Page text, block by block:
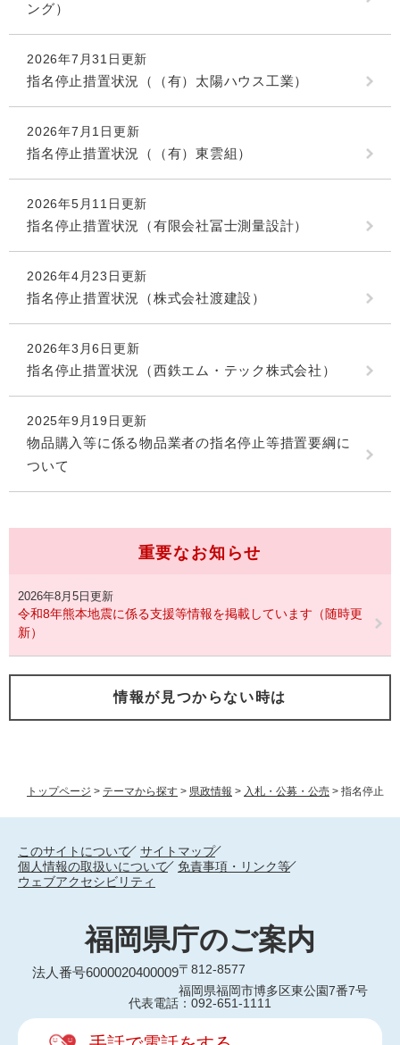
トップページ > テーマから探す > 県政情報 > 入札・公募・公売 > 指名停止
ング）
2026年7月31日更新
指名停止措置状況（（有）太陽ハウス工業）
2026年7月1日更新
指名停止措置状況（（有）東雲組）
2026年5月11日更新
指名停止措置状況（有限会社冨士測量設計）
2026年4月23日更新
指名停止措置状況（株式会社渡建設）
2026年3月6日更新
指名停止措置状況（西鉄エム・テック株式会社）
2025年9月19日更新
物品購入等に係る物品業者の指名停止等措置要綱に
ついて
重要なお知らせ
2026年8月5日更新
令和8年熊本地震に係る支援等情報を掲載しています（随時更
新）
情報が見つからない時は
このサイトについて
サイトマップ
個人情報の取扱いについて
免責事項・リンク等
ウェブアクセシビリティ
福岡県庁のご案内
法人番号6000020400009〒812-8577
福岡県福岡市博多区東公園7番7号
代表電話：092-651-1111